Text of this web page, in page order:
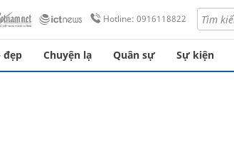
Hotline: 0916118822
đẹp Chuyện lạ Quân sự Sự kiện